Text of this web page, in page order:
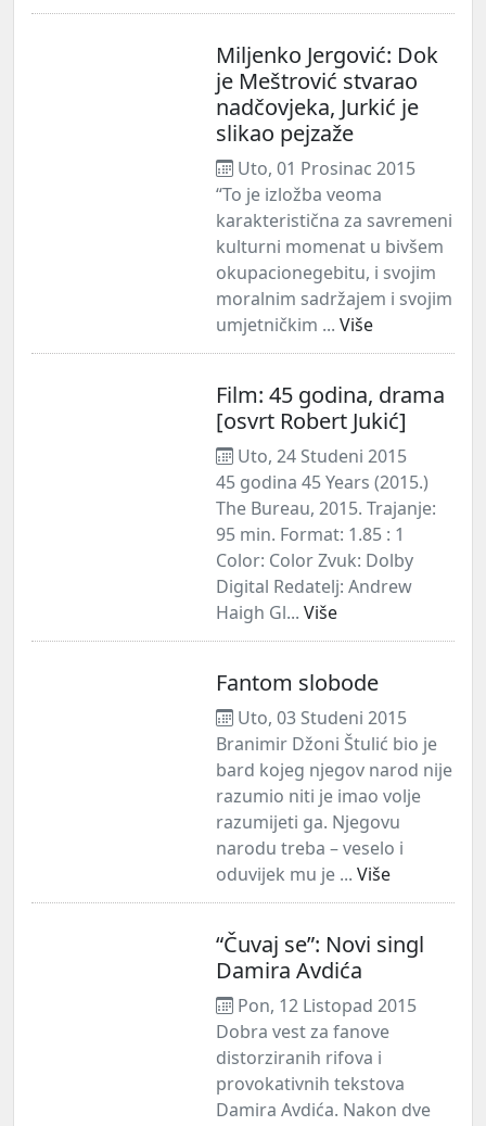
Miljenko Jergović: Dok
je Meštrović stvarao
nadčovjeka, Jurkić je
slikao pejzaže
Uto, 01 Prosinac 2015
“To je izložba veoma
karakteristična za savremeni
kulturni momenat u bivšem
okupacionegebitu, i svojim
moralnim sadržajem i svojim
umjetničkim ... Više
Film: 45 godina, drama
[osvrt Robert Jukić]
Uto, 24 Studeni 2015
45 godina 45 Years (2015.)
The Bureau, 2015. Trajanje:
95 min. Format: 1.85 : 1
Color: Color Zvuk: Dolby
Digital Redatelj: Andrew
Haigh Gl... Više
Fantom slobode
Uto, 03 Studeni 2015
Branimir Džoni Štulić bio je
bard kojeg njegov narod nije
razumio niti je imao volje
razumijeti ga. Njegovu
narodu treba – veselo i
oduvijek mu je ... Više
“Čuvaj se”: Novi singl
Damira Avdića
Pon, 12 Listopad 2015
Dobra vest za fanove
distorziranih rifova i
provokativnih tekstova
Damira Avdića. Nakon dve